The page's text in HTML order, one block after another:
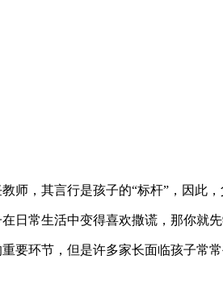
师，其言行是孩子的“标杆”，因此
日常生活中变得喜欢撒谎，那你就
要环节，但是许多家长面临孩子常